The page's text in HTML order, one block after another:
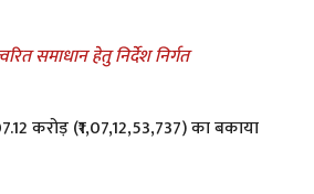
समाधान हेतु निर्देश निर्गत
करोड़ (₹1,07,12,53,737) का बकाया